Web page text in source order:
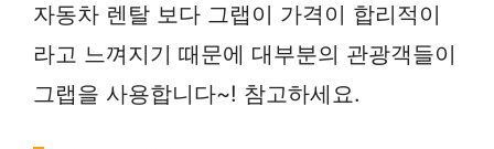
자동차 렌탈 보다 그랩이 가격이 합리적이
라고 느껴지기 때문에 대부분의 관광객들이
그랩을 사용합니다~! 참고하세요.